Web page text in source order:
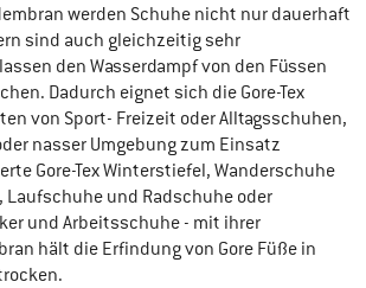
werden Schuhe nicht nur dauerhaft
sind auch gleichzeitig sehr
den Wasserdampf von den Füssen
Dadurch eignet sich die Gore-Tex
von Sport- Freizeit oder Alltagsschuhen,
nasser Umgebung zum Einsatz
Gore-Tex Winterstiefel, Wanderschuhe
Laufschuhe und Radschuhe oder
und Arbeitsschuhe - mit ihrer
hält die Erfindung von Gore Füße in